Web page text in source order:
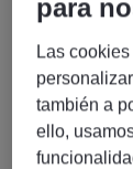
Experis?
5. Tengo
empleo
para
Las
también a
ello,